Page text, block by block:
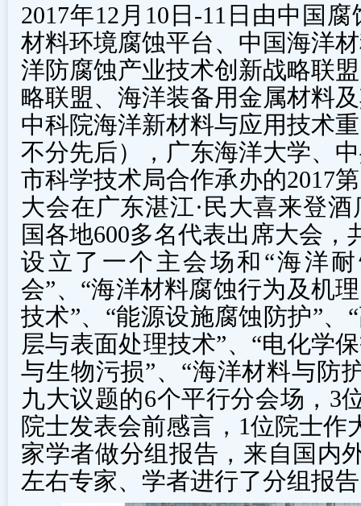
2017年12月10日-11日由中国
材料环境腐蚀平台、中国海洋
洋防腐蚀产业技术创新战略联
略联盟、海洋装备用金属材料
中科院海洋新材料与应用技术
不分先后），广东海洋大学、
市科学技术局合作承办的2017
大会在广东湛江·民大喜来登
国各地600多名代表出席大会，
设立了一个主会场和“海洋
会”、“海洋材料腐蚀行为及机
技术”、“能源设施腐蚀防护”、
层与表面处理技术”、“电化学
与生物污损”、“海洋材料与防
九大议题的6个平行分会场，3
院士发表会前感言，1位院士作
家学者做分组报告，来自国内
左右专家、学者进行了分组